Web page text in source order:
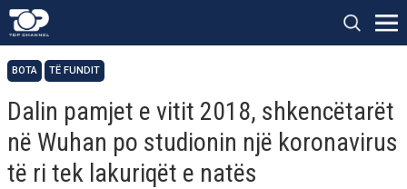
BOTA TË FUNDIT
Dalin pamjet e vitit 2018, shkencëtarët
në Wuhan po studionin një koronavirus
të ri tek lakuriqët e natës